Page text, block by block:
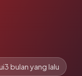
3 bulan yang lalu